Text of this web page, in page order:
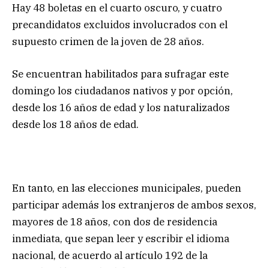
Hay 48 boletas en el cuarto oscuro, y cuatro
precandidatos excluidos involucrados con el
supuesto crimen de la joven de 28 años.
Se encuentran habilitados para sufragar este
domingo los ciudadanos nativos y por opción,
desde los 16 años de edad y los naturalizados
desde los 18 años de edad.
En tanto, en las elecciones municipales, pueden
participar además los extranjeros de ambos sexos,
mayores de 18 años, con dos de residencia
inmediata, que sepan leer y escribir el idioma
nacional, de acuerdo al artículo 192 de la